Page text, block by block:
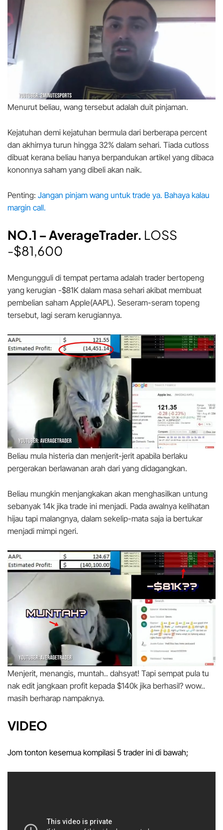
Menurut beliau, wang tersebut adalah duit pinjaman.
Kejatuhan demi kejatuhan bermula dari berberapa percent
dan akhirnya turun hingga 32% dalam sehari. Tiada cutloss
dibuat kerana beliau hanya berpandukan artikel yang dibaca
kononnya saham yang dibeli akan naik.
Penting: Jangan pinjam wang untuk trade ya. Bahaya kalau
margin call.
NO.1 – AverageTrader. LOSS
-$81,600
Mengungguli di tempat pertama adalah trader bertopeng
yang kerugian -$81K dalam masa sehari akibat membuat
pembelian saham Apple(AAPL). Seseram-seram topeng
tersebut, lagi seram kerugiannya.
Beliau mula histeria dan menjerit-jerit apabila berlaku
pergerakan berlawanan arah dari yang didagangkan.
Beliau mungkin menjangkakan akan menghasilkan untung
sebanyak 14k jika trade ini menjadi. Pada awalnya kelihatan
hijau tapi malangnya, dalam sekelip-mata saja ia bertukar
menjadi mimpi ngeri.
Menjerit, menangis, muntah.. dahsyat! Tapi sempat pula tu
nak edit jangkaan profit kepada $140k jika berhasil? wow..
masih berharap nampaknya.
VIDEO
Jom tonton kesemua kompilasi 5 trader ini di bawah;